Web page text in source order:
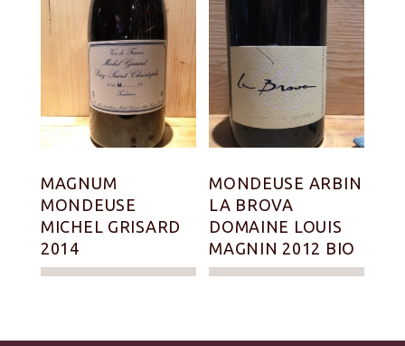
MAGNUM
MONDEUSE
MICHEL GRISARD
2014
MONDEUSE ARBIN
LA BROVA
DOMAINE LOUIS
MAGNIN 2012 BIO